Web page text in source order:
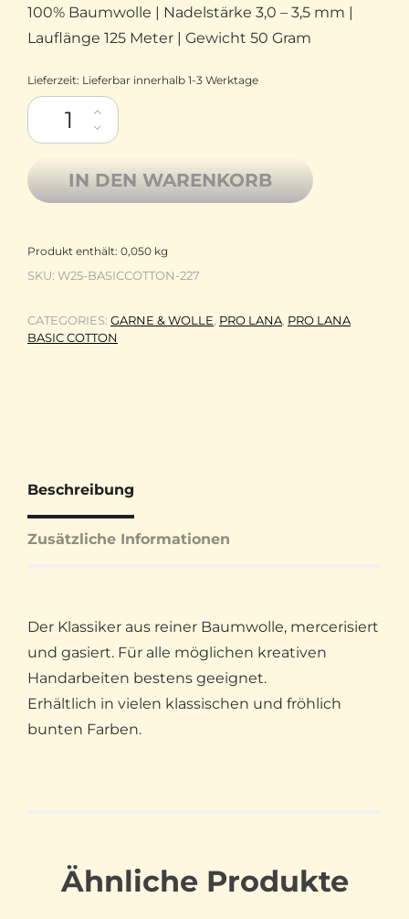
100% Baumwolle | Nadelstärke 3,0 – 3,5 mm |
Lauflänge 125 Meter | Gewicht 50 Gram
Lieferzeit: Lieferbar innerhalb 1-3 Werktage
Pro Lana Baumwolle mercerisiert Basic Cotton 227 koralle
IN DEN WARENKORB
Produkt enthält: 0,050 kg
SKU: W25-BASICCOTTON-227
CATEGORIES: GARNE & WOLLE, PRO LANA, PRO LANA
BASIC COTTON
Beschreibung
Zusätzliche Informationen
Der Klassiker aus reiner Baumwolle, mercerisiert
und gasiert. Für alle möglichen kreativen
Handarbeiten bestens geeignet.
Erhältlich in vielen klassischen und fröhlich
bunten Farben.
Ähnliche Produkte